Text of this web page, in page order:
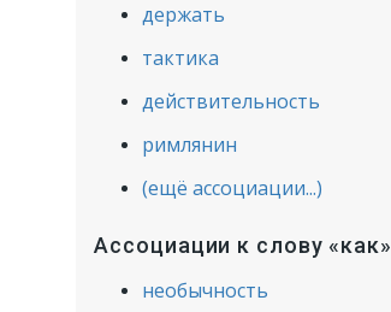
держать
тактика
действительность
римлянин
(ещё ассоциации...)
Ассоциации к слову «как»
необычность